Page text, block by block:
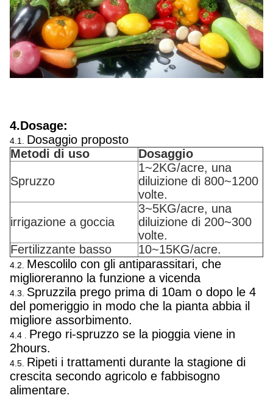
4.Dosage:
4.1. Dosaggio proposto
Metodi di uso
Dosaggio
Spruzzo
1~2KG/acre, una
diluizione di 800~1200
volte.
irrigazione a goccia
3~5KG/acre, una
diluizione di 200~300
volte.
Fertilizzante basso
10~15KG/acre.
4.2. Mescolilo con gli antiparassitari, che
miglioreranno la funzione a vicenda
4.3. Spruzzila prego prima di 10am o dopo le 4
del pomeriggio in modo che la pianta abbia il
migliore assorbimento.
4.4 . Prego ri-spruzzo se la pioggia viene in
2hours.
4.5. Ripeti i trattamenti durante la stagione di
crescita secondo agricolo e fabbisogno
alimentare.